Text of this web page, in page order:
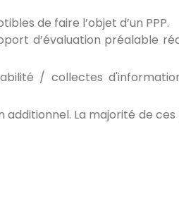
de faire l’objet d’un PPP.
d’évaluation préalable
/ collectes
La majorité de